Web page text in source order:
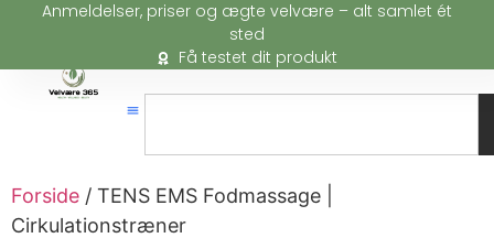
Anmeldelser, priser og ægte velvære – alt samlet ét
sted
Få testet dit produkt
Forside / TENS EMS Fodmassage |
Cirkulationstræner